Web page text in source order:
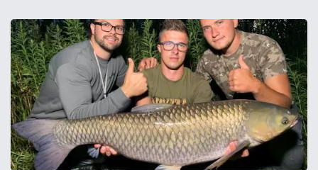
nádrágókba. Szokás mondani, hogy olyan helyen érdemes
amurozni, ahol sok van belőle – nos, ez talán a lehűlő vízben
még inkább igaz, ezért egy igazi „torpedóbányába”, a
Völgyhídi Horgásztóra jöttem el horgászni.